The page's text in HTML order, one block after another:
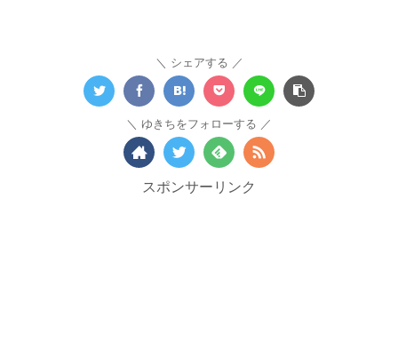
シェアする
ゆきちをフォローする
スポンサーリンク